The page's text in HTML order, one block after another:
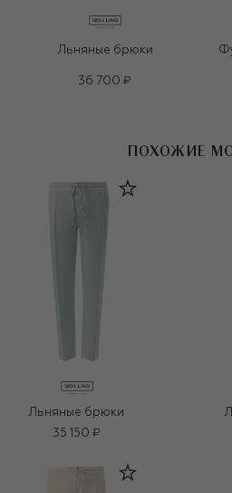
Льняные брюки
36 700 ₽
ПОХОЖИЕ
Льняные брюки
35 150 ₽